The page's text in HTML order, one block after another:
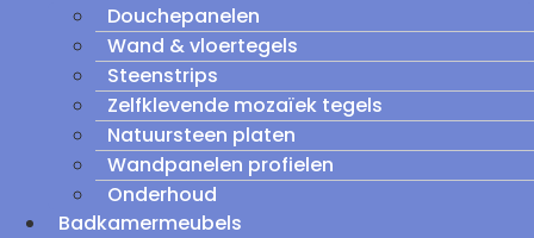
Douchepanelen
Wand & vloertegels
Steenstrips
Zelfklevende mozaïek tegels
Natuursteen platen
Wandpanelen profielen
Onderhoud
Badkamermeubels